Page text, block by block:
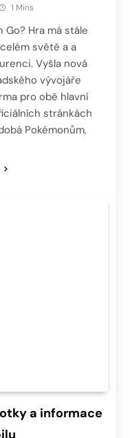
1 Mins
Go? Hra má stále
světě a a
Vyšla nová
vývojáře
pro obě hlavní
stránkách
Pokémonům,
a informace